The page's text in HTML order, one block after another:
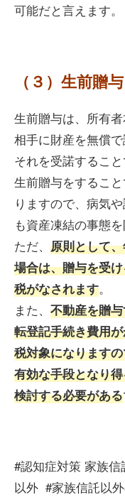
可能だと言えます。
（３）生前贈与
生前贈与は、所有
相手に財産を無償
それを受諾すること
生前贈与をするこ
りますので、病気
も資産凍結の事態
ただ、 原則として
場合は、贈与を受
税がなされます。
また、 不動産を贈
転登記手続き費用
税対象になります
有効な手段となり
検討する必要がある
#認知症対策 家族
以外 #家族信託以